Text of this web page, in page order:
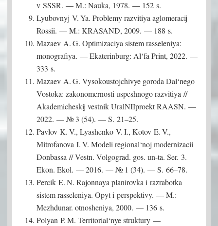
v SSSR. — M.: Nauka, 1978. — 152 s.
Lyubovnyj V. Ya. Problemy razvitiya aglomeracij
Rossii. — M.: KRASAND, 2009. — 188 s.
Mazaev A. G. Optimizaciya sistem rasseleniya:
monografiya. — Ekaterinburg: Al‘fa Print, 2022. —
333 s.
Mazaev A. G. Vysokoustojchivye goroda Dal‘nego
Vostoka: zakonomernosti uspeshnogo razvitiya //
Akademicheskij vestnik UralNIIproekt RAASN. —
2022. — № 3 (54). — S. 21–25.
Pavlov K. V., Lyashenko V. I., Kotov E. V.,
Mitrofanova I. V. Modeli regional‘noj modernizacii
Donbassa // Vestn. Volgograd. gos. un-ta. Ser. 3.
Ekon. Ekol. — 2016. — № 1 (34). — S. 66–78.
Percik E. N. Rajonnaya planirovka i razrabotka
sistem rasseleniya. Opyt i perspektivy. — M.:
Mezhdunar. otnosheniya, 2000. — 136 s.
Polyan P. M. Territorial‘nye struktury —